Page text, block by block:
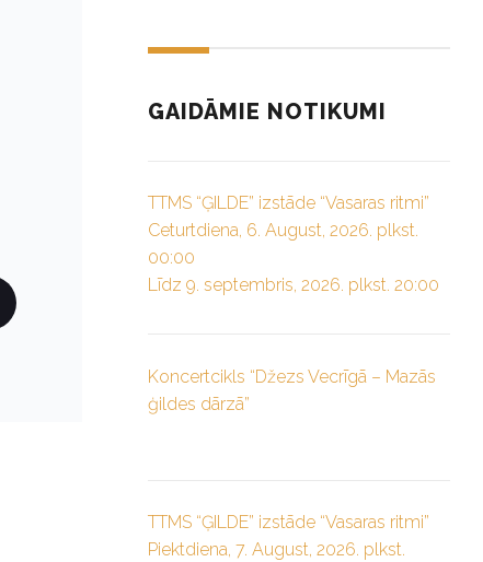
GAIDĀMIE NOTIKUMI
TTMS “ĢILDE” izstāde “Vasaras ritmi”
Ceturtdiena, 6. August, 2026. plkst.
00:00
Līdz 9. septembris, 2026. plkst. 20:00
Koncertcikls “Džezs Vecrīgā – Mazās
ģildes dārzā”
TTMS “ĢILDE” izstāde “Vasaras ritmi”
Piektdiena, 7. August, 2026. plkst.